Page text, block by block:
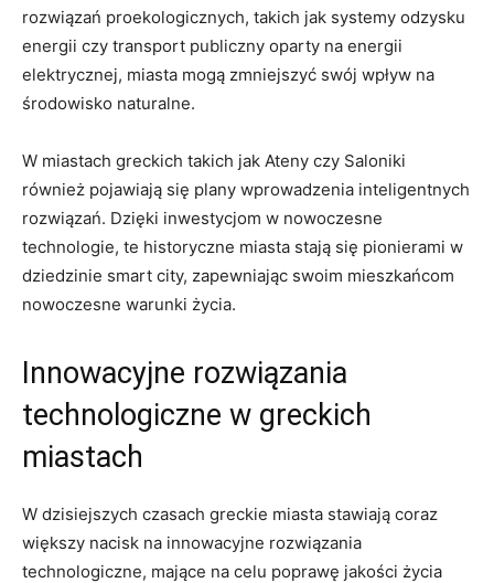
rozwiązań proekologicznych, takich jak systemy odzysku
energii czy transport publiczny oparty na energii
elektrycznej, miasta mogą zmniejszyć swój wpływ na
środowisko naturalne.
W miastach greckich takich jak Ateny czy Saloniki
również pojawiają się plany wprowadzenia inteligentnych
rozwiązań. Dzięki inwestycjom w nowoczesne
technologie, te historyczne miasta stają się pionierami w
dziedzinie smart city, zapewniając swoim mieszkańcom
nowoczesne warunki życia.
Innowacyjne rozwiązania
technologiczne w greckich
miastach
W dzisiejszych czasach greckie miasta stawiają coraz
większy nacisk na innowacyjne rozwiązania
technologiczne, mające na celu poprawę jakości życia